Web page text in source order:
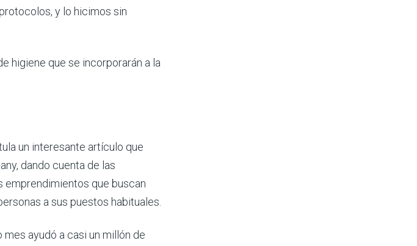
y lo hicimos sin
higiene que se incorporarán a la
un interesante artículo que
dando cuenta de las
emprendimientos que buscan
a sus puestos habituales.
mes ayudó a casi un millón de